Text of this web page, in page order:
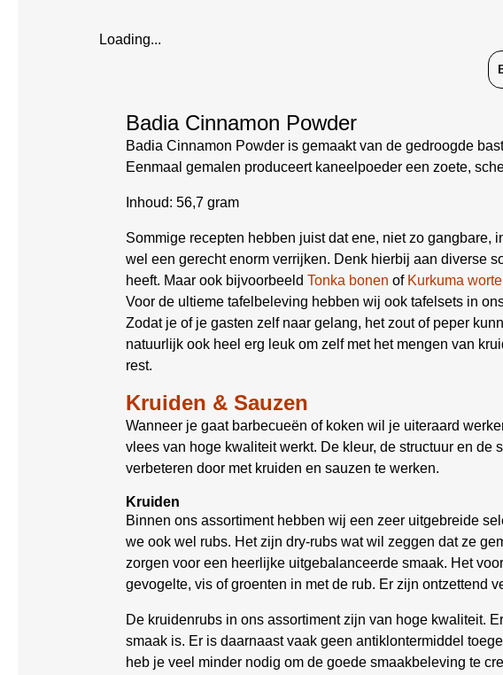
Loading...
Badia Cinnamon Powder
Badia Cinnamon Powder is gemaakt van de gedroogde
Eenmaal gemalen produceert kaneelpoeder een zoete,
Inhoud: 56,7 gram
Sommige recepten hebben juist dat ene, niet zo gangbare,
wel een gerecht enorm verrijken. Denk hierbij aan diverse
heeft. Maar ook bijvoorbeeld Tonka bonen of Kurkuma wortel
Voor de ultieme tafelbeleving hebben wij ook tafelsets in
Zodat je of je gasten zelf naar gelang, het zout of peper
natuurlijk ook heel erg leuk om zelf met het mengen van
rest.
Kruiden & Sauzen
Wanneer je gaat barbecueën of koken wil je uiteraard
vlees van hoge kwaliteit werkt. De kleur, de structuur en
verbeteren door met kruiden en sauzen te werken.
Kruiden
Binnen ons assortiment hebben wij een zeer uitgebreide
we ook wel rubs. Het zijn dry-rubs wat wil zeggen dat ze
zorgen voor een heerlijke uitgebalanceerde smaak. Het
gevogelte, vis of groenten in met de rub. Er zijn ontzettend
De kruidenrubs in ons assortiment zijn van hoge kwaliteit.
smaak is. Er is daarnaast vaak geen antiklontermiddel
heb je veel minder nodig om de goede smaakbeleving te